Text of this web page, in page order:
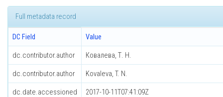
Full metadata record
DC Field Value
dc.contributor.author Ковалева, Т. Н.
dc.contributor.author Kovaleva, T. N.
dc.date.accessioned 2017-10-11T07:41:09Z